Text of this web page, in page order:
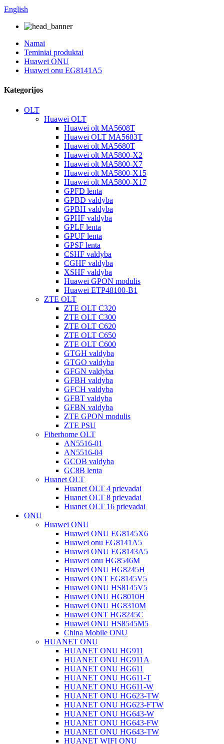
English
Namai
Teminiai produktai
Huawei ONU
Huawei onu EG8141A5
Kategorijos
OLT
Huawei OLT
Huawei olt MA5608T
Huawei OLT MA5683T
Huawei olt MA5680T
Huawei olt MA5800-X2
Huawei olt MA5800-X7
Huawei olt MA5800-X15
Huawei olt MA5800-X17
GPFD lenta
GPBD valdyba
GPBH valdyba
GPHF valdyba
GPLF lenta
GPUF lenta
GPSF lenta
CSHF valdyba
CGHF valdyba
XSHF valdyba
Huawei GPON modulis
Huawei ETP48100-B1
ZTE OLT
ZTE OLT C320
ZTE OLT C300
ZTE OLT C620
ZTE OLT C650
ZTE OLT C600
GTGH valdyba
GTGO valdyba
GFGN valdyba
GFBH valdyba
GFCH valdyba
GFBT valdyba
GFBN valdyba
ZTE GPON modulis
ZTE PSU
Fiberhome OLT
AN5516-01
AN5516-04
GCOB valdyba
GC8B lenta
Huanet OLT
Huanet OLT 4 prievadai
Huanet OLT 8 prievadai
Huanet OLT 16 prievadai
ONU
Huawei ONU
Huawei ONU EG8145X6
Huawei onu EG8141A5
Huawei ONU EG8143A5
Huawei onu HG8546M
Huawei ONU HG8245H
Huawei ONT EG8145V5
Huawei ONU HS8145V5
Huawei ONU HG8010H
Huawei ONU HG8310M
Huawei ONT HG8245C
Huawei ONU HS8545M5
China Mobile ONU
HUANET ONU
HUANET ONU HG911
HUANET ONU HG911A
HUANET ONU HG611
HUANET ONU HG611-T
HUANET ONU HG611-W
HUANET ONU HG623-TW
HUANET ONU HG623-FTW
HUANET ONU HG643-W
HUANET ONU HG643-FW
HUANET ONU HG643-TW
HUANET WIFI ONU